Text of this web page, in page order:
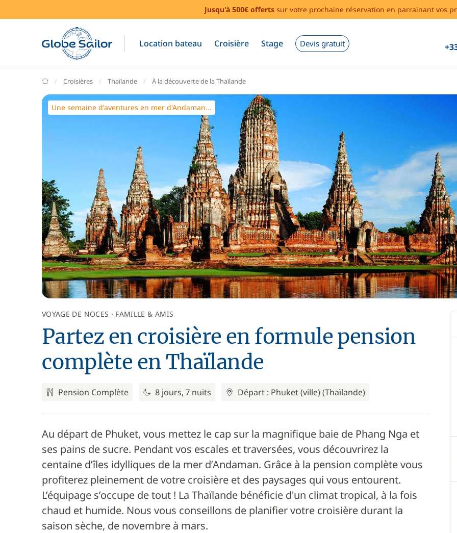
Jusqu'à 500€ offerts sur votre prochaine réservation en parrainant vos
Location bateau Croisière Stage Devis gratuit
GlobeSailor
Croisières Thaïlande À la découverte de la Thaïlande
Une semaine d'aventures en mer d'Andaman...
VOYAGE DE NOCES FAMILLE & AMIS
Partez en croisière en formule pension
complète en Thaïlande
Pension Complète 8 jours, 7 nuits Départ : Phuket (ville) (Thaïlande)
Au départ de Phuket, vous mettez le cap sur la magnifique baie de Phang Nga et
ses pains de sucre. Pendant vos escales et traversées, vous découvrirez la
centaine d’îles idylliques de la mer d’Andaman. Grâce à la pension complète vous
profiterez pleinement de votre croisière et des paysages qui vous entourent.
L’équipage s’occupe de tout ! La Thaïlande bénéficie d'un climat tropical, à la fois
chaud et humide. Nous vous conseillons de planifier votre croisière durant la
saison sèche, de novembre à mars.